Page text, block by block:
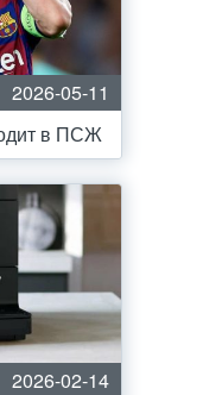
2026-05-11
в ПСЖ
2026-02-14